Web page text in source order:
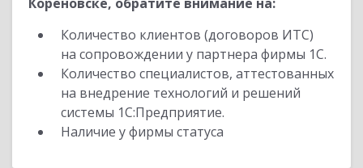
Количество клиентов (договоров ИТС)
на сопровождении у партнера фирмы 1С.
Количество специалистов, аттестованных
на внедрение технологий и решений
системы 1С:Предприятие.
Наличие у фирмы статуса